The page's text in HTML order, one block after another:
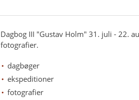
Dagbog III "Gustav Holm" 31. juli - 22.
fotografier.
dagbøger
ekspeditioner
fotografier